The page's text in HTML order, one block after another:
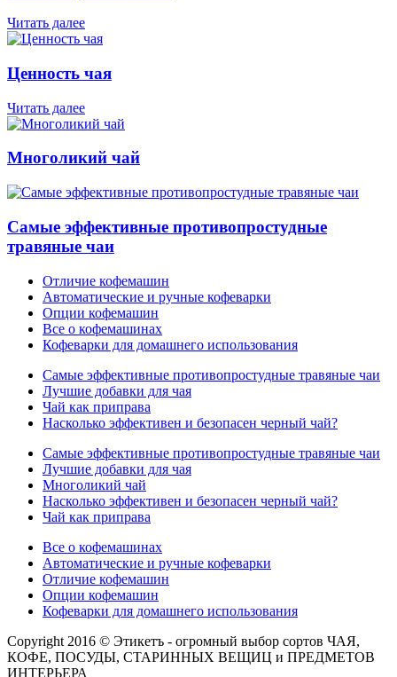
Читать далее
Ценность чая
Читать далее
Многоликий чай
Самые эффективные противопростудные
травяные чаи
Отличие кофемашин
Автоматические и ручные кофеварки
Опции кофемашин
Все о кофемашинах
Кофеварки для домашнего использования
Самые эффективные противопростудные травяные чаи
Лучшие добавки для чая
Чай как приправа
Насколько эффективен и безопасен черный чай?
Самые эффективные противопростудные травяные чаи
Лучшие добавки для чая
Многоликий чай
Насколько эффективен и безопасен черный чай?
Чай как приправа
Все о кофемашинах
Автоматические и ручные кофеварки
Отличие кофемашин
Опции кофемашин
Кофеварки для домашнего использования
Copyright 2016 © Этикетъ - огромный выбор сортов ЧАЯ,
КОФЕ, ПОСУДЫ, СТАРИННЫХ ВЕЩИЦ и ПРЕДМЕТОВ
ИНТЕРЬЕРА